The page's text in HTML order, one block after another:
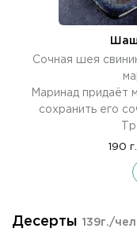
Сочная шея
Маринад придаёт
сохранить его
190 г.
Десерты 139г./